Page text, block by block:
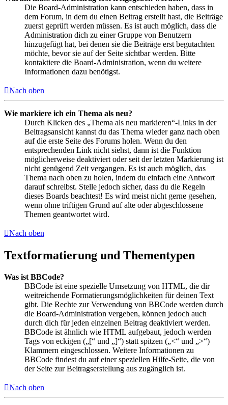
Die Board-Administration kann entschieden haben, dass in
dem Forum, in dem du einen Beitrag erstellt hast, die Beiträge
zuerst geprüft werden müssen. Es ist auch möglich, dass die
Administration dich zu einer Gruppe von Benutzern
hinzugefügt hat, bei denen sie die Beiträge erst begutachten
möchte, bevor sie auf der Seite sichtbar werden. Bitte
kontaktiere die Board-Administration, wenn du weitere
Informationen dazu benötigst.
Nach oben
Wie markiere ich ein Thema als neu?
Durch Klicken des „Thema als neu markieren“-Links in der
Beitragsansicht kannst du das Thema wieder ganz nach oben
auf die erste Seite des Forums holen. Wenn du den
entsprechenden Link nicht siehst, dann ist die Funktion
möglicherweise deaktiviert oder seit der letzten Markierung ist
nicht genügend Zeit vergangen. Es ist auch möglich, das
Thema nach oben zu holen, indem du einfach eine Antwort
darauf schreibst. Stelle jedoch sicher, dass du die Regeln
dieses Boards beachtest! Es wird meist nicht gerne gesehen,
wenn ohne triftigen Grund auf alte oder abgeschlossene
Themen geantwortet wird.
Nach oben
Textformatierung und Thementypen
Was ist BBCode?
BBCode ist eine spezielle Umsetzung von HTML, die dir
weitreichende Formatierungsmöglichkeiten für deinen Text
gibt. Die Rechte zur Verwendung von BBCode werden durch
die Board-Administration vergeben, können jedoch auch
durch dich für jeden einzelnen Beitrag deaktiviert werden.
BBCode ist ähnlich wie HTML aufgebaut, jedoch werden
Tags von eckigen („[“ und „]“) statt spitzen („<“ und „>“)
Klammern eingeschlossen. Weitere Informationen zu
BBCode findest du auf einer speziellen Hilfe-Seite, die von
der Seite zur Beitragserstellung aus zugänglich ist.
Nach oben